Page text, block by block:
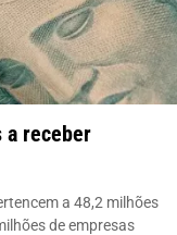
a receber
a 48,2 milhões
de empresas